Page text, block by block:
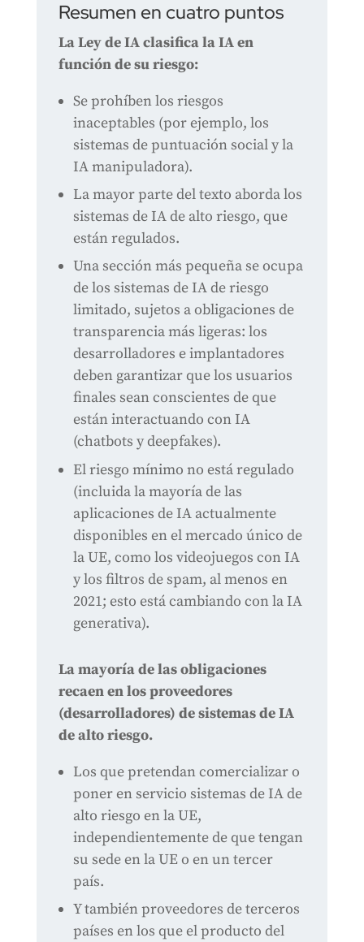
Resumen en cuatro puntos
La Ley de IA clasifica la IA en
función de su riesgo:
Se prohíben los riesgos
inaceptables (por ejemplo, los
sistemas de puntuación social y la
IA manipuladora).
La mayor parte del texto aborda los
sistemas de IA de alto riesgo, que
están regulados.
Una sección más pequeña se ocupa
de los sistemas de IA de riesgo
limitado, sujetos a obligaciones de
transparencia más ligeras: los
desarrolladores e implantadores
deben garantizar que los usuarios
finales sean conscientes de que
están interactuando con IA
(chatbots y deepfakes).
El riesgo mínimo no está regulado
(incluida la mayoría de las
aplicaciones de IA actualmente
disponibles en el mercado único de
la UE, como los videojuegos con IA
y los filtros de spam, al menos en
2021; esto está cambiando con la IA
generativa).
La mayoría de las obligaciones
recaen en los proveedores
(desarrolladores) de sistemas de IA
de alto riesgo.
Los que pretendan comercializar o
poner en servicio sistemas de IA de
alto riesgo en la UE,
independientemente de que tengan
su sede en la UE o en un tercer
país.
Y también proveedores de terceros
países en los que el producto del